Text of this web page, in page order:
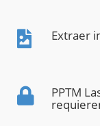
Extraer
PPTM